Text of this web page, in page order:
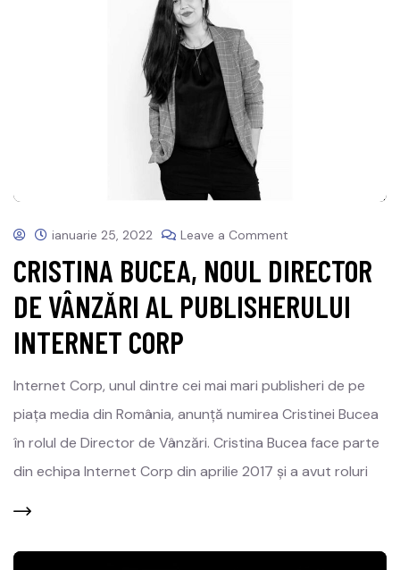
ianuarie 25, 2022 Leave a Comment
CRISTINA BUCEA, NOUL DIRECTOR
DE VÂNZĂRI AL PUBLISHERULUI
INTERNET CORP
Internet Corp, unul dintre cei mai mari publisheri de pe
piața media din România, anunță numirea Cristinei Bucea
în rolul de Director de Vânzări. Cristina Bucea face parte
din echipa Internet Corp din aprilie 2017 și a avut roluri